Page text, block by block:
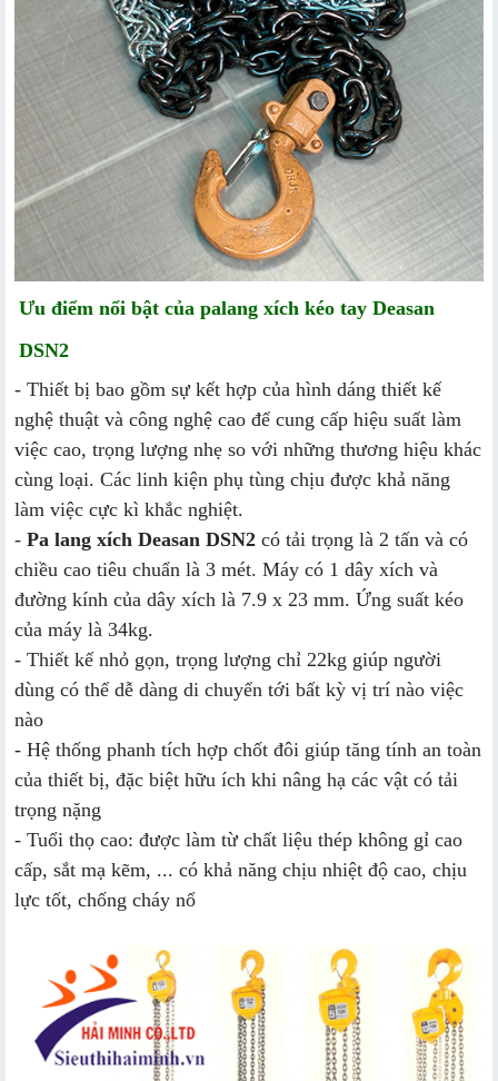
Ưu điểm nổi bật của palang xích kéo tay Deasan
DSN2
- Thiết bị bao gồm sự kết hợp của hình dáng thiết kế
nghệ thuật và công nghệ cao để cung cấp hiệu suất làm
việc cao, trọng lượng nhẹ so với những thương hiệu khác
cùng loại. Các linh kiện phụ tùng chịu được khả năng
làm việc cực kì khắc nghiệt.
- Pa lang xích Deasan DSN2 có tải trọng là 2 tấn và có
chiều cao tiêu chuẩn là 3 mét. Máy có 1 dây xích và
đường kính của dây xích là 7.9 x 23 mm. Ứng suất kéo
của máy là 34kg.
- Thiết kế nhỏ gọn, trọng lượng chỉ 22kg giúp người
dùng có thể dễ dàng di chuyển tới bất kỳ vị trí nào việc
nào
- Hệ thống phanh tích hợp chốt đôi giúp tăng tính an toàn
của thiết bị, đặc biệt hữu ích khi nâng hạ các vật có tải
trọng nặng
- Tuổi thọ cao: được làm từ chất liệu thép không gỉ cao
cấp, sắt mạ kẽm, ... có khả năng chịu nhiệt độ cao, chịu
lực tốt, chống cháy nổ